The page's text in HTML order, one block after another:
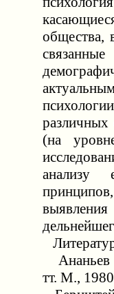
общества,
различных
(на
анализу
Ананьев
тт. М.,